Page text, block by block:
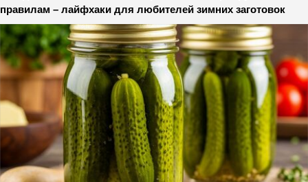
правилам – лайфхаки для любителей зимних заготовок